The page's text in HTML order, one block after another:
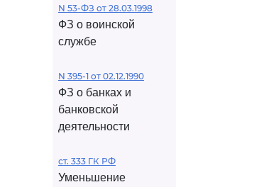
N 53-ФЗ от 28.03.1998
ФЗ о воинской
службе
N 395-1 от 02.12.1990
ФЗ о банках и
банковской
деятельности
ст. 333 ГК РФ
Уменьшение